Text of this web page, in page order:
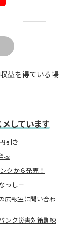
益を得ている場
しています
引き
表
クから発売！
っしー
広報室に問い合わ
ンク災害対策訓練